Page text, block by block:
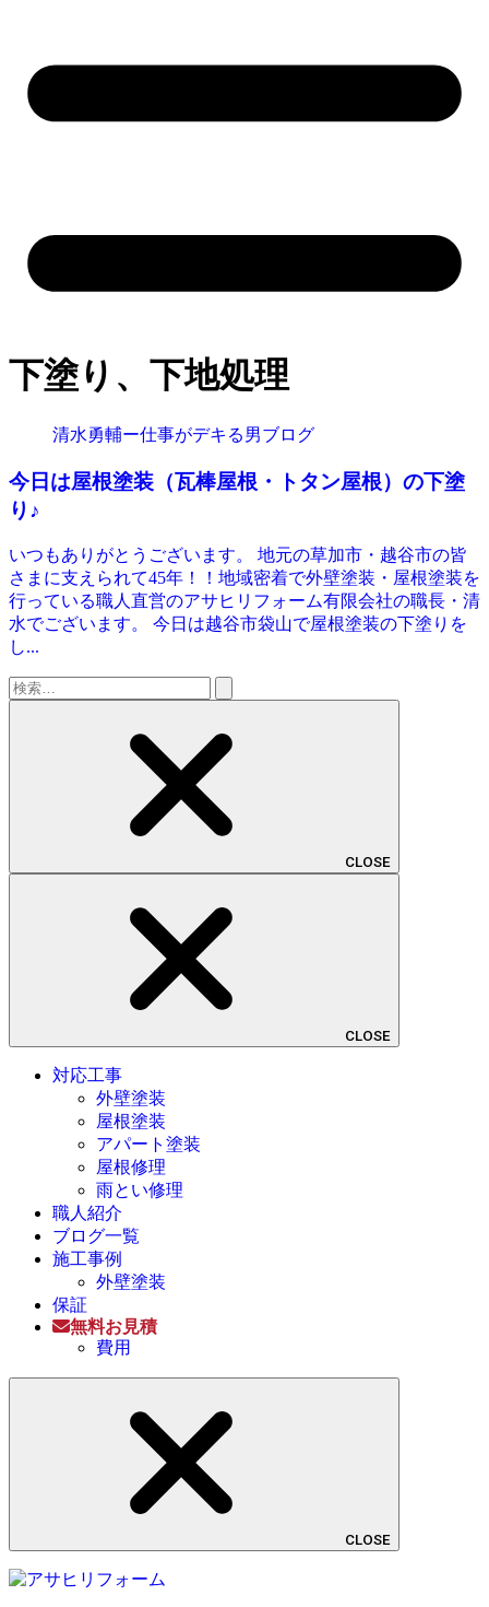
下塗り、下地処理
清水勇輔ー仕事がデキる男ブログ
今日は屋根塗装（瓦棒屋根・トタン屋根）の下塗
り♪
いつもありがとうございます。 地元の草加市・越谷市の皆
さまに支えられて45年！！地域密着で外壁塗装・屋根塗装を
行っている職人直営のアサヒリフォーム有限会社の職長・清
水でございます。 今日は越谷市袋山で屋根塗装の下塗りを
し...
検
索:
CLOSE
CLOSE
対応工事
外壁塗装
屋根塗装
アパート塗装
屋根修理
雨とい修理
職人紹介
ブログ一覧
施工事例
外壁塗装
保証
無料お見積
費用
CLOSE